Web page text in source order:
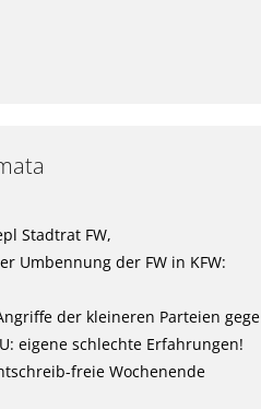
Stadtrat FW,
Umbennung der FW in KFW:
der kleineren Parteien
eigene schlechte Erfahrungen!
freie Wochenende